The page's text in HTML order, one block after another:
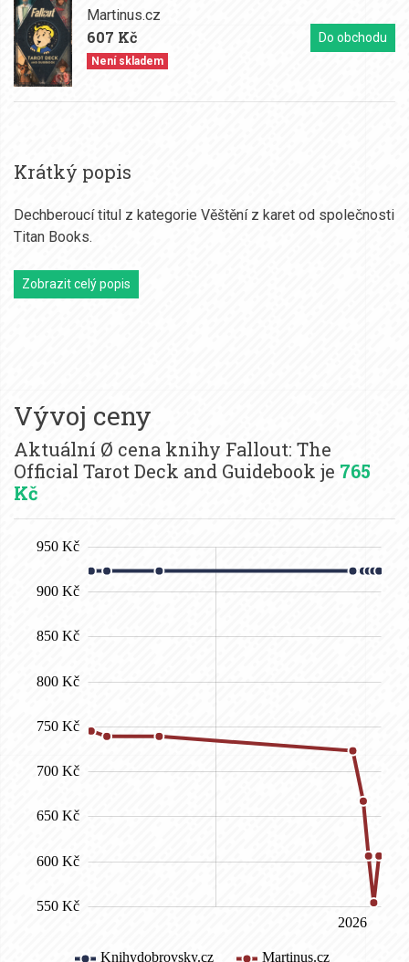
Martinus.cz
607 Kč
Není skladem
Do obchodu
Krátký popis
Dechberoucí titul z kategorie Věštění z karet od společnosti
Titan Books.
Zobrazit celý popis
Vývoj ceny
Aktuální Ø cena knihy Fallout: The
Official Tarot Deck and Guidebook je 765
Kč